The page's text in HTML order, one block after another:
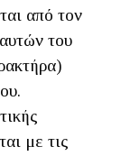
από τον
του
με τις